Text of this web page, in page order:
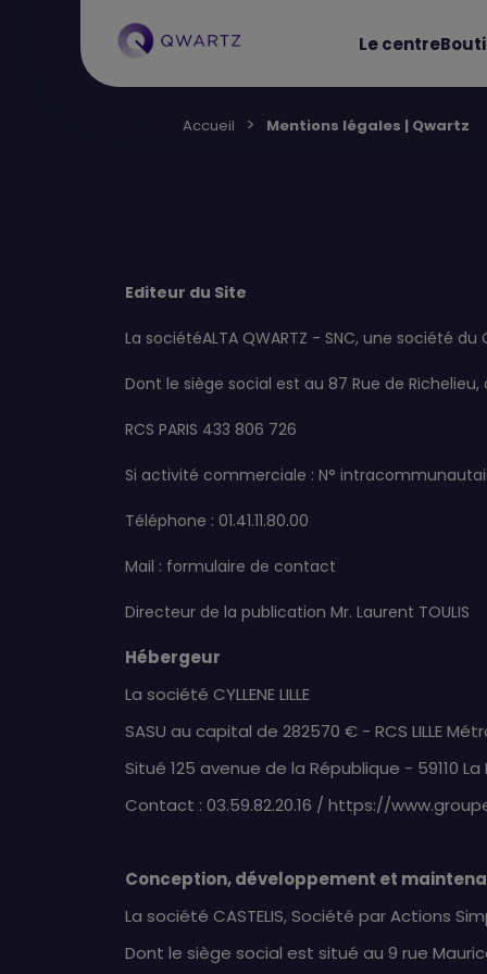
Le centre
Accueil Mentions légales | Qwartz
Editeur du Site
La sociétéALTA QWARTZ - SNC, une société du
Dont le siège social est au 87 Rue de Richelieu,
RCS PARIS 433 806 726
Si activité commerciale : N°
Téléphone : 01.41.11.80.00
Mail : formulaire de contact
Directeur de la publication Mr. Laurent TOULIS
Hébergeur
La société CYLLENE LILLE
SASU au capital de 282570 € - RCS LILLE
Situé 125 avenue de la République - 59110La
Contact : 03.59.82.20.16 /https://
Conception, développement et
La société CASTELIS, Société par Actions
Dont le siège social est situé au 9 rue